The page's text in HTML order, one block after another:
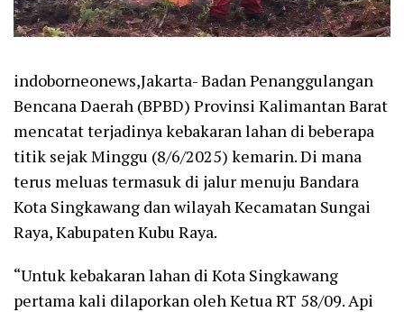
indoborneonews,Jakarta- Badan Penanggulangan
Bencana Daerah (BPBD) Provinsi Kalimantan Barat
mencatat terjadinya kebakaran lahan di beberapa
titik sejak Minggu (8/6/2025) kemarin. Di mana
terus meluas termasuk di jalur menuju Bandara
Kota Singkawang dan wilayah Kecamatan Sungai
Raya, Kabupaten Kubu Raya.
“Untuk kebakaran lahan di Kota Singkawang
pertama kali dilaporkan oleh Ketua RT 58/09. Api